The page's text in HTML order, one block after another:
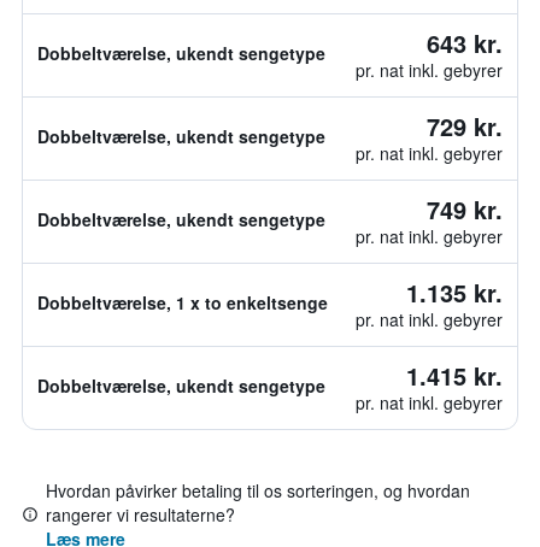
Dobbeltværelse, ukendt sengetype 643 kr.
pr. nat inkl. gebyrer
Dobbeltværelse, ukendt sengetype 729 kr.
pr. nat inkl. gebyrer
Dobbeltværelse, ukendt sengetype 749 kr.
pr. nat inkl. gebyrer
Dobbeltværelse, 1 x to enkeltsenge 1.135 kr.
pr. nat inkl. gebyrer
Dobbeltværelse, ukendt sengetype 1.415 kr.
pr. nat inkl. gebyrer
Hvordan påvirker betaling til os sorteringen, og hvordan
rangerer vi resultaterne?
Læs mere